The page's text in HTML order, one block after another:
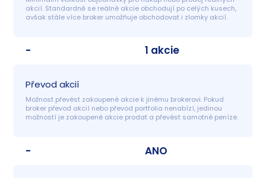
akcií. Standardně se reálné akcie obchodují po celých kusech,
avšak stále více broker umožňuje obchodovat i zlomky akcií.
- 1 akcie
Převod akcií
Možnost převést zakoupené akcie k jinému brokerovi. Pokud
broker převod akcií nebo převod portfolia nenabízí, jedinou
možností je zakoupené akcie prodat a převést samotné peníze.
- ANO